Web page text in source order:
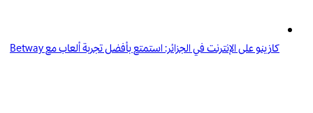
كازينو على الإنترنت في الجزائر: استمتع بأفضل تجربة ألعاب مع Betway